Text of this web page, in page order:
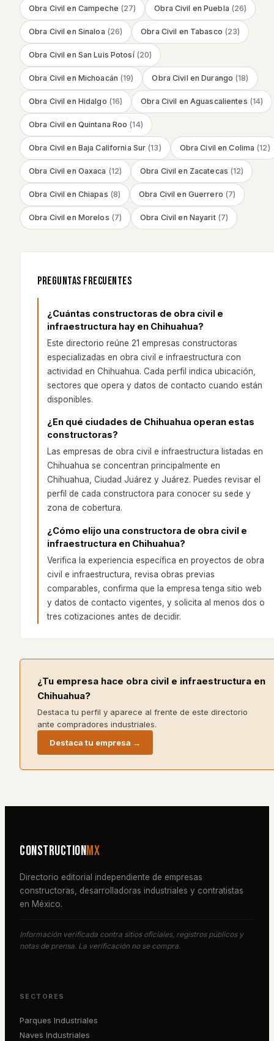
Obra Civil en Campeche (27) Obra Civil en Puebla (26)
Obra Civil en Sinaloa (26) Obra Civil en Tabasco (23)
Obra Civil en San Luis Potosí (20)
Obra Civil en Michoacán (19) Obra Civil enDurango (18)
Obra Civil en Hidalgo (16) Obra Civil en Aguascalientes (14)
Obra Civil en Quintana Roo (14)
Obra Civil en Baja California Sur (13) Obra Civil enColima (12)
Obra Civil en Oaxaca (12) Obra Civil en Zacatecas (12)
Obra Civil en Chiapas (8) Obra Civil en Guerrero (7)
Obra Civil en Morelos (7) Obra Civil en Nayarit (7)
PREGUNTAS FRECUENTES
¿Cuántas constructoras de obra civil e
infraestructura hay en Chihuahua?
Este directorio reúne 21 empresas constructoras
especializadas en obra civil e infraestructura con
actividad en Chihuahua. Cada perfil indica ubicación,
sectores que opera y datos de contacto cuando están
disponibles.
¿En qué ciudades de Chihuahua operan estas
constructoras?
Las empresas de obra civil e infraestructura listadas en
Chihuahua se concentran principalmente en
Chihuahua, Ciudad Juárez y Juárez. Puedes revisar el
perfil de cada constructora para conocer su sede y
zona de cobertura.
¿Cómo elijo una constructora de obra civil e
infraestructura en Chihuahua?
Verifica la experiencia específica en proyectos de obra
civil e infraestructura, revisa obras previas
comparables, confirma que la empresa tenga sitio web
y datos de contacto vigentes, y solicita al menos dos o
tres cotizaciones antes de decidir.
¿Tu empresa hace obra civil e infraestructura en
Chihuahua?
Destaca tu perfil y aparece al frente de este directorio
ante compradores industriales.
Destaca tu empresa →
ConstructionMX
Directorio editorial independiente de empresas
constructoras, desarrolladoras industriales y contratistas
en México.
Información verificada contra sitios oficiales, registros públicos y
notas de prensa. La verificación no se compra.
SECTORES
Parques Industriales
Naves Industriales